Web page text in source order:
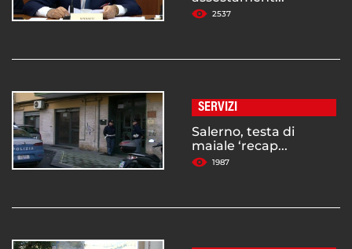
2537
SERVIZI
Salerno, testa di
maiale ‘recap...
1987